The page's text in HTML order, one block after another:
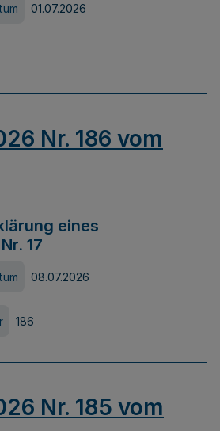
01.07.2026
Nr. 186 vom
eines
17
08.07.2026
186
Nr. 185 vom